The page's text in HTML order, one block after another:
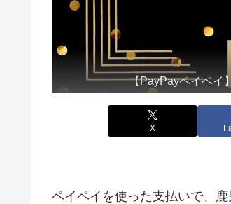
【PayPayペイペイ
X
ペイペイを使った支払いで、